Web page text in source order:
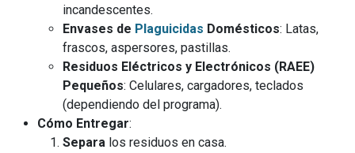
incandescentes.
Envases de Plaguicidas Domésticos: Latas,
frascos, aspersores, pastillas.
Residuos Eléctricos y Electrónicos (RAEE)
Pequeños: Celulares, cargadores, teclados
(dependiendo del programa).
Cómo Entregar:
Separa los residuos en casa.